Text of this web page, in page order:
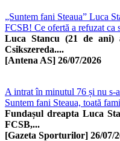
„Suntem fani Steaua” Luca
FCSB! Ce ofertă a refuzat ca
Luca Stancu (21 de
Csikszereda....
[Antena AS] 26/07/2026
A intrat în minutul 76 și nu s-
Suntem fani Steaua, toată
Fundașul dreapta Luca
FCSB,...
[Gazeta Sporturilor] 26/07/